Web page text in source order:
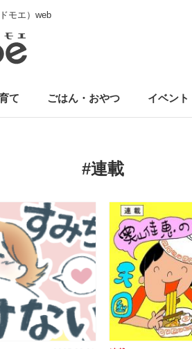
モエ）web
て ごはん・おやつ イベント
#連載